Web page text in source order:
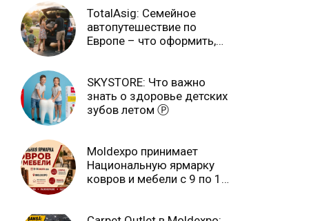
TotalAsig: Семейное
автопутешествие по
Европе – что оформить,
SKYSTORE: Что важно
знать о здоровье детских
зубов летом Ⓟ
Moldexpo принимает
Национальную ярмарку
ковров и мебели с 9 по 14